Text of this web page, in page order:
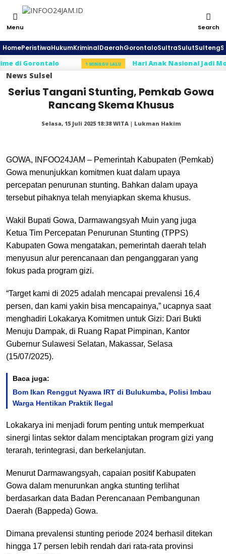
Search
Menu
HomePeristiwaHukumKriminalDaerahGorontaloSultraSulutSulteng
Gorontalo 1 MINGGU LALU Hari Anak Nasional Jadi
News Sulsel
Serius Tangani Stunting, Pemkab Gowa
Rancang Skema Khusus
Selasa, 15 Juli 2025 18:38 WITA | Lukman Hakim
GOWA, INFOO24JAM – Pemerintah Kabupaten (Pemkab)
Gowa menunjukkan komitmen kuat dalam upaya
percepatan penurunan stunting. Bahkan dalam upaya
tersebut pihaknya telah menyiapkan skema khusus.
Wakil Bupati Gowa, Darmawangsyah Muin yang juga
Ketua Tim Percepatan Penurunan Stunting (TPPS)
Kabupaten Gowa mengatakan, pemerintah daerah telah
menyusun alur perencanaan dan penganggaran yang
fokus pada program gizi.
“Target kami di 2025 adalah mencapai prevalensi 16,4
persen, dan kami yakin bisa mencapainya,” ucapnya saat
menghadiri Lokakarya Komitmen untuk Gizi: Dari Bukti
Menuju Dampak, di Ruang Rapat Pimpinan, Kantor
Gubernur Sulawesi Selatan, Makassar, Selasa
(15/07/2025).
Baca juga:
Bom Ikan Renggut Nyawa IRT di Bulukumba, Polisi Imbau
Warga Hentikan Praktik Ilegal
Lokakarya ini menjadi forum penting untuk memperkuat
sinergi lintas sektor dalam menciptakan program gizi yang
terarah, terintegrasi, dan berkelanjutan.
Menurut Darmawangsyah, capaian positif Kabupaten
Gowa dalam menurunkan angka stunting terlihat
berdasarkan data Badan Perencanaan Pembangunan
Daerah (Bappeda) Gowa.
Dimana prevalensi stunting periode 2024 berhasil ditekan
hingga 17 persen lebih rendah dari rata-rata provinsi